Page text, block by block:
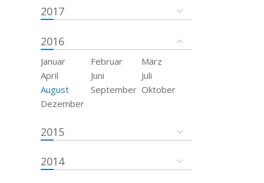
2017
2016
Januar Februar
März
April
Juni
Juli
August
September Oktober
Dezember
2015
2014